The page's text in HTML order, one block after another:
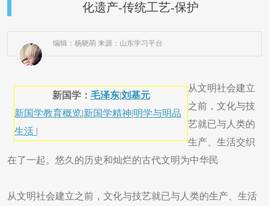
化遗产-传统工艺-保护
编辑：杨晓萌 来源：山东学习平台
新国学： 毛泽东|刘基元
新国学教育概览|新国学精神|明学与明品
生活 |
从文明社会建立
之前，文化与技
艺就已与人类的
生产、生活交织
在了一起。悠久的历史和灿烂的古代文明为中华民
从文明社会建立之前，文化与技艺就已与人类的生产、生活